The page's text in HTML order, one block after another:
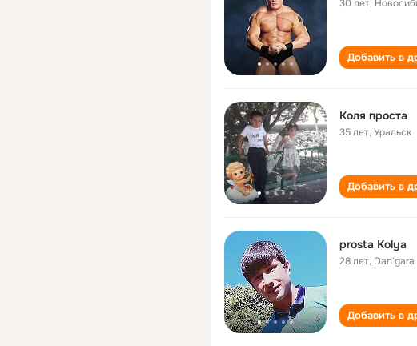
30 лет,
Добавить в
Коля проста
35 лет,Уральск
Добавить в
prosta Kolya
28 лет, Dan'gara
Добавить в